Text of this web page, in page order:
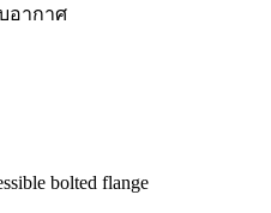
อากาศ
bolted flange